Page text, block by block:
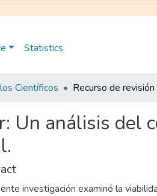
Statistics
Científicos
Un análisis del
investigación examinó la